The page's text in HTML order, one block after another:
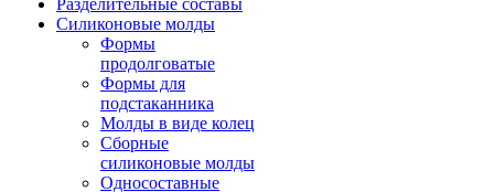
Разделительные составы
Силиконовые молды
Формы
продолговатые
Формы для
подстаканника
Молды в виде колец
Сборные
силиконовые молды
Односоставные